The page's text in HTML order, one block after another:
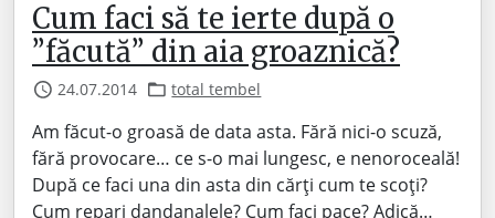
Cum faci să te ierte după o
”făcută” din aia groaznică?
24.07.2014 total tembel
Am făcut-o groasă de data asta. Fără nici-o scuză,
fără provocare… ce s-o mai lungesc, e nenoroceală!
După ce faci una din asta din cărți cum te scoți?
Cum repari dandanalele? Cum faci pace? Adică…